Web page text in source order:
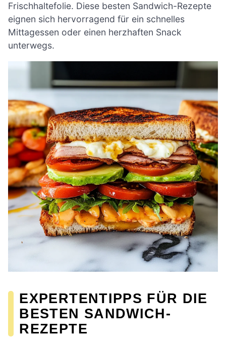
Frischhaltefolie. Diese besten Sandwich-Rezepte
eignen sich hervorragend für ein schnelles
Mittagessen oder einen herzhaften Snack
unterwegs.
EXPERTENTIPPS FÜR DIE
BESTEN SANDWICH-
REZEPTE